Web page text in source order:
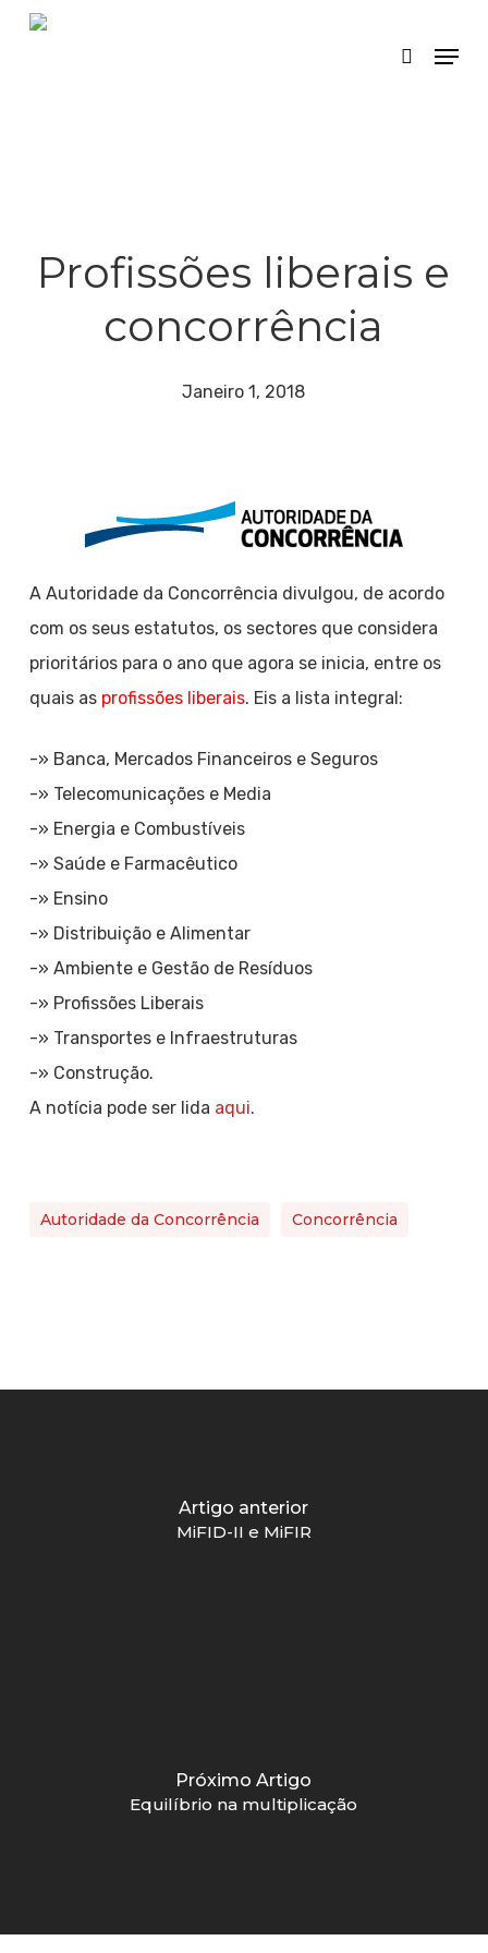
Skip
search
Menu
Profissões liberais e
concorrência
Janeiro 1, 2018
A Autoridade da Concorrência divulgou, de acordo
com os seus estatutos, os sectores que considera
prioritários para o ano que agora se inicia, entre os
quais as profissões liberais. Eis a lista integral:
-» Banca, Mercados Financeiros e Seguros
-» Telecomunicações e Media
-» Energia e Combustíveis
-» Saúde e Farmacêutico
-» Ensino
-» Distribuição e Alimentar
-» Ambiente e Gestão de Resíduos
-» Profissões Liberais
-» Transportes e Infraestruturas
-» Construção.
A notícia pode ser lida aqui.
Autoridade da Concorrência Concorrência
Artigo anterior
MiFID-II e MiFIR
Próximo Artigo
Equilíbrio na multiplicação